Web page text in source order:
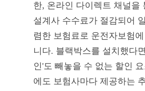
한, 온라인 다이렉트 채널을
설계사 수수료가 절감되어
렴한 보험료로 운전자보험
니다. 블랙박스를 설치했다
인'도 빼놓을 수 없는 할인
에도 보험사마다 제공하는